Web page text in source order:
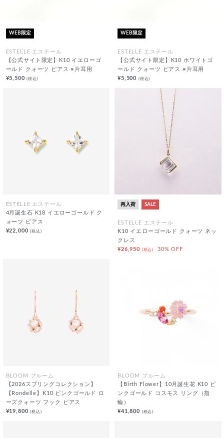
WEB限定
ESTELLE エステール
【公式サイト限定】K10 イエローゴ
ールド クォーツ ピアス ※片耳用
¥5,500(税込)
WEB限定
ESTELLE エステール
【公式サイト限定】K10 ホワイトゴ
ールド クォーツ ピアス ※片耳用
¥5,500 (税込)
ESTELLE エステール
4月誕生石 K18 イエローゴールド ク
ォーツ ピアス
¥22,000(税込)
再入荷 SALE
ESTELLE エステール
K10 イエローゴールド クォーツ ネッ
クレス
¥26,950 (税込) 30% OFF
BLOOM ブルーム
【2026スプリングコレクション】
【Rondelle】K10 ピンクゴールド ロ
ーズクォーツ フック ピアス
¥19,800(税込)
BLOOM ブルーム
【Birth Flower】10月誕生花 K10 ピ
ンクゴールド コスモス リング（指
輪）
¥41,800 (税込)